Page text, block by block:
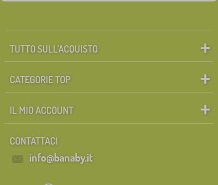
TUTTO SULL’ACQUISTO
CATEGORIE TOP
IL MIO ACCOUNT
CONTATTACI
info@banaby.it